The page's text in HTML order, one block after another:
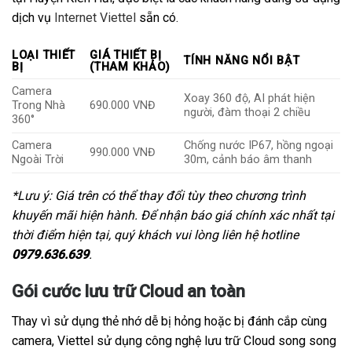
dịch vụ Internet Viettel sẵn có.
LOẠI THIẾT
BỊ
GIÁ THIẾT BỊ
(THAM KHẢO)
TÍNH NĂNG NỔI BẬT
Camera
Trong Nhà
360°
690.000 VNĐ
Xoay 360 độ, AI phát hiện
người, đàm thoại 2 chiều
Camera
Ngoài Trời
990.000 VNĐ
Chống nước IP67, hồng ngoại
30m, cảnh báo âm thanh
*Lưu ý: Giá trên có thể thay đổi tùy theo chương trình
khuyến mãi hiện hành. Để nhận báo giá chính xác nhất tại
thời điểm hiện tại, quý khách vui lòng liên hệ hotline
0979.636.639.
Gói cước lưu trữ Cloud an toàn
Thay vì sử dụng thẻ nhớ dễ bị hỏng hoặc bị đánh cắp cùng
camera, Viettel sử dụng công nghệ lưu trữ Cloud song song